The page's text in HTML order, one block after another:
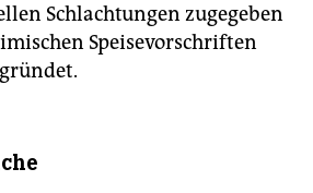
Schlachtungen zugegeben
Speisevorschriften